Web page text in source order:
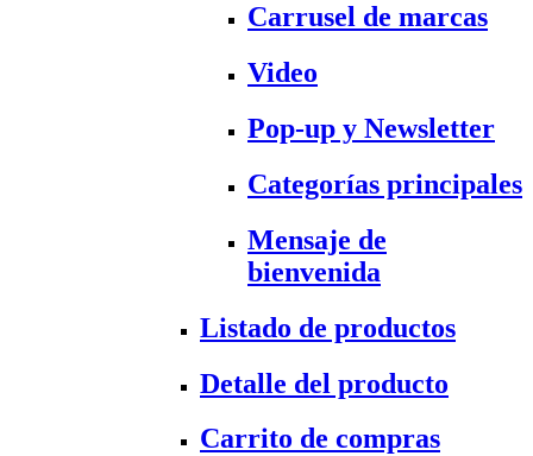
Carrusel de marcas
Video
Pop-up y Newsletter
Categorías principales
Mensaje de
bienvenida
Listado de productos
Detalle del producto
Carrito de compras